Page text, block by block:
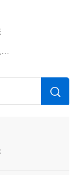
如何自定义CAD中偏移命令的默认设置值？